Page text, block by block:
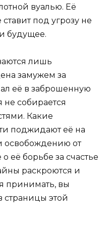
вуалью. Её
под угрозу не
будущее.
лишь
замужем за
её в заброшенную
собирается
Какие
поджидают её на
освобождению от
её борьбе за счастье
раскроются и
принимать, вы
страницы этой